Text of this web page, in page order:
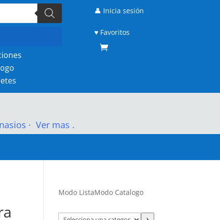
👤 Inicia sesión
♥ Favoritos
· Ver mas .
Modo ListaModo Catalogo
Selecciona